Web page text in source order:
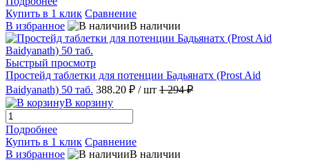
Купить в 1 клик Сравнение
В избранное
В наличии
Быстрый просмотр
Простейд таблетки для потенции Бадьянатх (Prost Aid
Baidyanath) 50 таб. 388.20 ₽ / шт 1 294 ₽
В корзину
Подробнее
Купить в 1 клик Сравнение
В избранное
В наличии